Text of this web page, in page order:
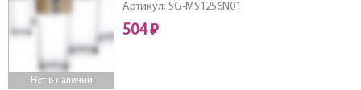
Нет в наличии
Артикул: SG-MS1256N01
504 ₽